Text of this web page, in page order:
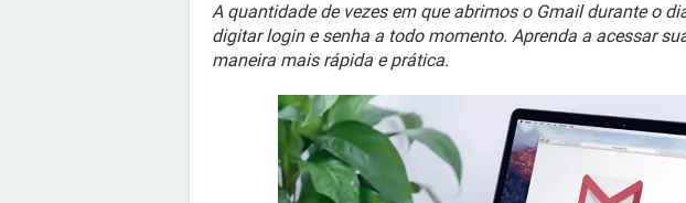
A quantidade de vezes em que abrimos o Gmail durante o
digitar login e senha a todo momento. Aprenda a acessar
maneira mais rápida e prática.